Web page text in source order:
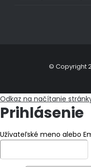
© Copyright
Odkaz na načítanie
Prihlásenie
Užívateľské meno alebo